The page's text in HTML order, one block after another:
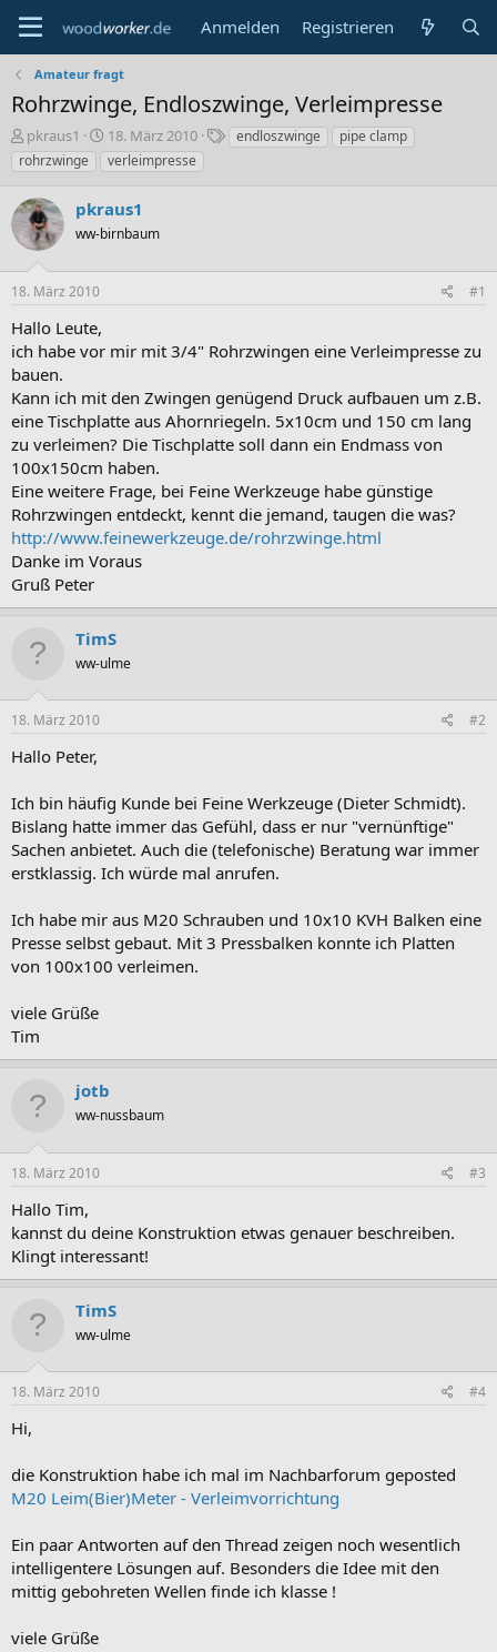
Anmelden Registrieren
Amateur fragt
Rohrzwinge, Endloszwinge, Verleimpresse
E
r
s
t
e
l
l
e
r
pkraus1
E
r
s
e
l
t
18. März 2010
S
o
endloszwinge
pipe clamp
rohrzwinge
verleimpresse
pkraus1
ww-birnbaum
18. März 2010 #1
Hallo Leute,
ich habe vor mir mit 3/4" Rohrzwingen eine Verleimpresse zu
bauen.
Kann ich mit den Zwingen genügend Druck aufbauen um z.B.
eine Tischplatte aus Ahornriegeln. 5x10cm und 150 cm lang
zu verleimen? Die Tischplatte soll dann ein Endmass von
100x150cm haben.
Eine weitere Frage, bei Feine Werkzeuge habe günstige
Rohrzwingen entdeckt, kennt die jemand, taugen die was?
http://www.feinewerkzeuge.de/rohrzwinge.html
Danke im Voraus
Gruß Peter
TimS
ww-ulme
18. März 2010 #2
Hallo Peter,
Ich bin häufig Kunde bei Feine Werkzeuge (Dieter Schmidt).
Bislang hatte immer das Gefühl, dass er nur "vernünftige"
Sachen anbietet. Auch die (telefonische) Beratung war immer
erstklassig. Ich würde mal anrufen.
Ich habe mir aus M20 Schrauben und 10x10 KVH Balken eine
Presse selbst gebaut. Mit 3 Pressbalken konnte ich Platten
von 100x100 verleimen.
viele Grüße
Tim
jotb
ww-nussbaum
18. März 2010 #3
Hallo Tim,
kannst du deine Konstruktion etwas genauer beschreiben.
Klingt interessant!
TimS
ww-ulme
18. März 2010 #4
Hi,
die Konstruktion habe ich mal im Nachbarforum geposted
M20 Leim(Bier)Meter - Verleimvorrichtung
Ein paar Antworten auf den Thread zeigen noch wesentlich
intelligentere Lösungen auf. Besonders die Idee mit den
mittig gebohreten Wellen finde ich klasse !
viele Grüße